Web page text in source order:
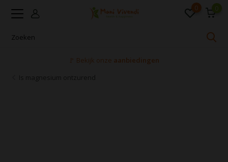
0 0
Voor 16:00 uur besteld, dezelfde dag verzonden